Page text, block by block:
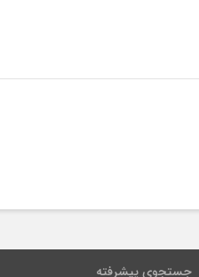
جستجوی پیشرفته